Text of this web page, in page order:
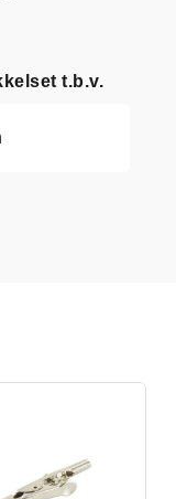
t.b.v.